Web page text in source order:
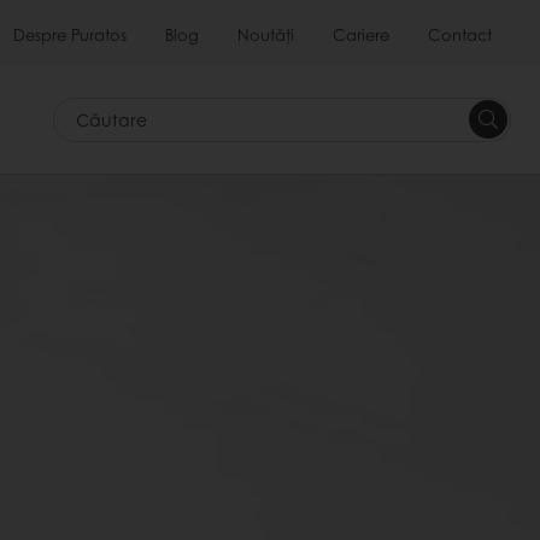
Despre Puratos Blog Noutăți Cariere Contact
Căutare